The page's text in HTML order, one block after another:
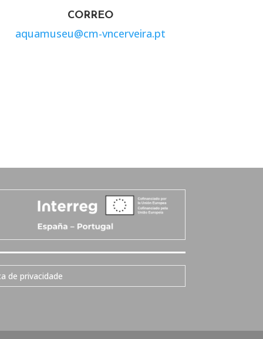
CORREO
aquamuseu@cm-vncerveira.pt
de privacidade